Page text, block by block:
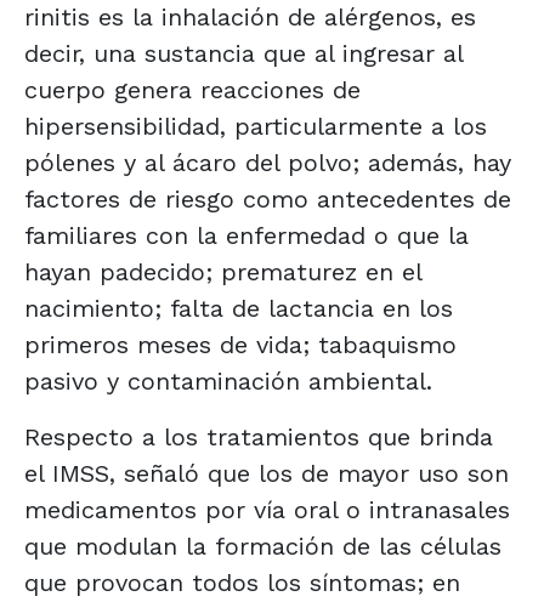
rinitis es la inhalación de alérgenos, es
decir, una sustancia que al ingresar al
cuerpo genera reacciones de
hipersensibilidad, particularmente a los
pólenes y al ácaro del polvo; además, hay
factores de riesgo como antecedentes de
familiares con la enfermedad o que la
hayan padecido; prematurez en el
nacimiento; falta de lactancia en los
primeros meses de vida; tabaquismo
pasivo y contaminación ambiental.
Respecto a los tratamientos que brinda
el IMSS, señaló que los de mayor uso son
medicamentos por vía oral o intranasales
que modulan la formación de las células
que provocan todos los síntomas; en